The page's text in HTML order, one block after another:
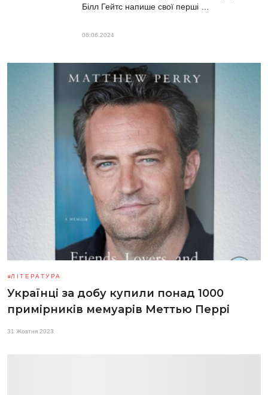
Білл Гейтс напише свої перші …
06.06.2024
ЛІТЕРАТУРА
Українці за добу купили понад 1000
примірників мемуарів Меттью Перрі
31 Жовтня 2023